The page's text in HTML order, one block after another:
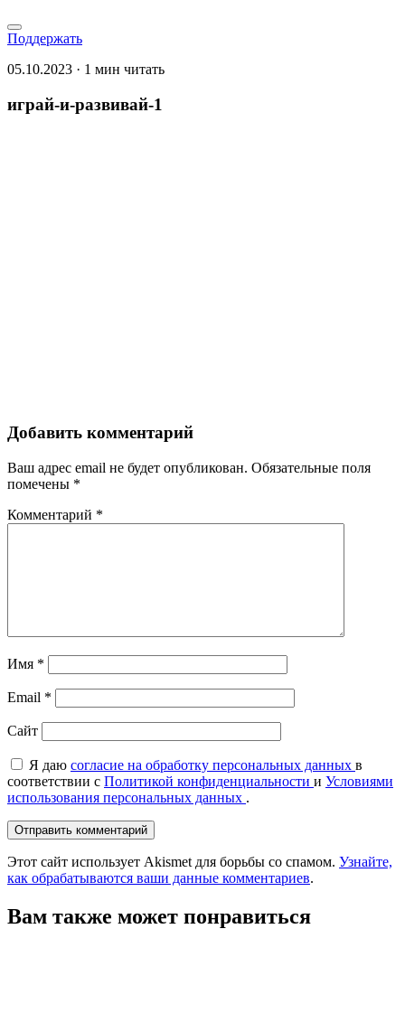
Поддержать
05.10.2023 · 1 мин читать
играй-и-развивай-1
Добавить комментарий
Ваш адрес email не будет опубликован. Обязательные поля
помечены *
Комментарий *
Имя *
Email *
Сайт
Я даю согласие на обработку персональных данных в
соответствии с Политикой конфиденциальности и Условиями
использования персональных данных .
Этот сайт использует Akismet для борьбы со спамом. Узнайте,
как обрабатываются ваши данные комментариев.
Вам также может понравиться